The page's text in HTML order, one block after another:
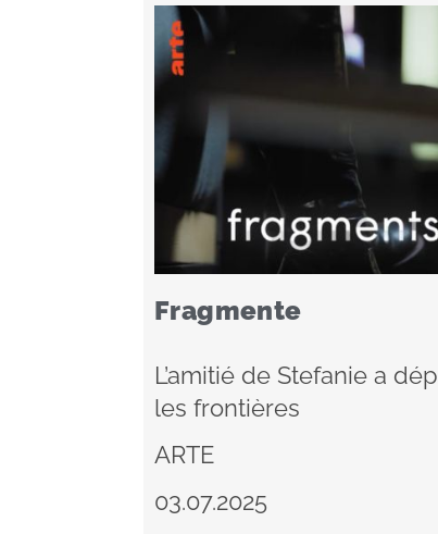
Fragmente
L’amitié de Stefanie a
les frontières
ARTE
03.07.2025